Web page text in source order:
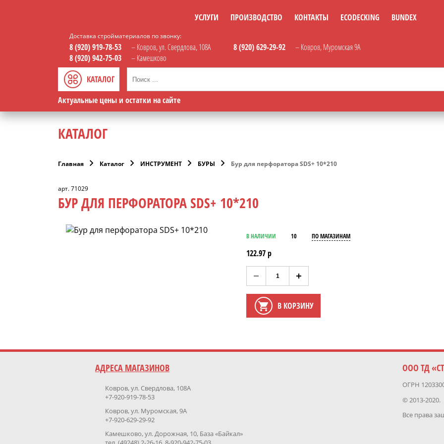
УСЛУГИ ПРОИЗВОДСТВО КОНТАКТЫ ECODECKING BUNDEX
Доставка стройматериалов по звонку:
8 (920) 919-78-53 – Ковров, ул. Свердлова, 108А 8 (920) 629-29-92
– Ковров, Муромская 9А
8 (920) 942-75-03
– Камешково
КАТАЛОГ
Актуальные цены и остатки на сайте
КАТАЛОГ
Главная Каталог ИНСТРУМЕНТ БУРЫ Бур для перфоратора SDS+ 10*210
арт. 71029
БУР ДЛЯ ПЕРФОРАТОРА SDS+ 10*210
В НАЛИЧИИ 10 ПО МАГАЗИНАМ
122.97 р
В КОРЗИНУ
АДРЕСА МАГАЗИНОВ
Ковров, ул. Свердлова, 108А
+7-920-919-78-53
Ковров, ул. Муромская, 9А
+7-920-629-29-92
Камешково, ул. Дорожная, 10, База «Байкал»
ООО ТД
ОГРН
© 2013-2020.
Все права